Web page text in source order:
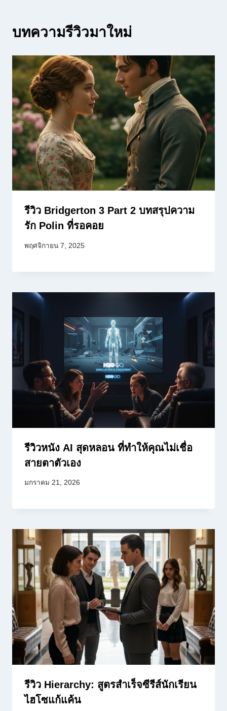
บทความรีวิวมาใหม่
รีวิว Bridgerton 3 Part 2 บทสรุปความ
รัก Polin ที่รอคอย
พฤศจิกายน 7, 2025
รีวิวหนัง AI สุดหลอน ที่ทำให้คุณไม่เชื่อ
สายตาตัวเอง
มกราคม 21, 2026
รีวิว Hierarchy: สูตรสำเร็จซีรีส์นักเรียน
ไฮโซแก้แค้น